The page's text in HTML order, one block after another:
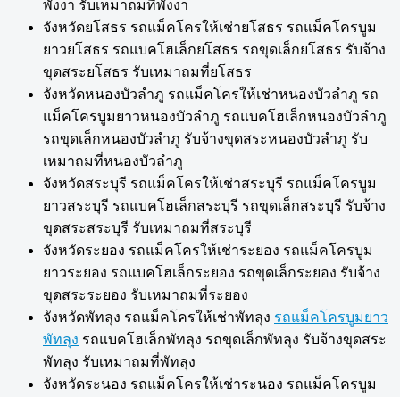
พังงา รับเหมาถมที่พังงา
จังหวัดยโสธร รถแม็คโครให้เช่ายโสธร รถแม็คโครบูม
ยาวยโสธร รถแบคโฮเล็กยโสธร รถขุดเล็กยโสธร รับจ้าง
ขุดสระยโสธร รับเหมาถมที่ยโสธร
จังหวัดหนองบัวลำภู รถแม็คโครให้เช่าหนองบัวลำภู รถ
แม็คโครบูมยาวหนองบัวลำภู รถแบคโฮเล็กหนองบัวลำภู
รถขุดเล็กหนองบัวลำภู รับจ้างขุดสระหนองบัวลำภู รับ
เหมาถมที่หนองบัวลำภู
จังหวัดสระบุรี รถแม็คโครให้เช่าสระบุรี รถแม็คโครบูม
ยาวสระบุรี รถแบคโฮเล็กสระบุรี รถขุดเล็กสระบุรี รับจ้าง
ขุดสระสระบุรี รับเหมาถมที่สระบุรี
จังหวัดระยอง รถแม็คโครให้เช่าระยอง รถแม็คโครบูม
ยาวระยอง รถแบคโฮเล็กระยอง รถขุดเล็กระยอง รับจ้าง
ขุดสระระยอง รับเหมาถมที่ระยอง
จังหวัดพัทลุง รถแม็คโครให้เช่าพัทลุง รถแม็คโครบูมยาว
พัทลุง รถแบคโฮเล็กพัทลุง รถขุดเล็กพัทลุง รับจ้างขุดสระ
พัทลุง รับเหมาถมที่พัทลุง
จังหวัดระนอง รถแม็คโครให้เช่าระนอง รถแม็คโครบูม